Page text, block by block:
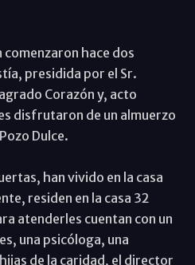
hace dos
presidida por el Sr.
Corazón y, acto
disfrutaron de un almuerzo
Dulce.
han vivido en la casa
residen en la casa 32
atenderles cuentan con un
una psicóloga, una
de la caridad, el director